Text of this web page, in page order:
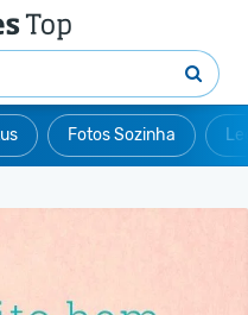
Fotos Sozinha